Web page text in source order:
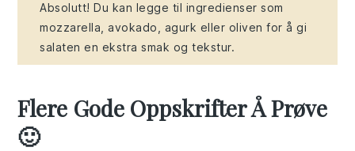
Absolutt! Du kan legge til ingredienser som
mozzarella, avokado, agurk eller oliven for å gi
salaten en ekstra smak og tekstur.
Flere Gode Oppskrifter Å Prøve
🙂